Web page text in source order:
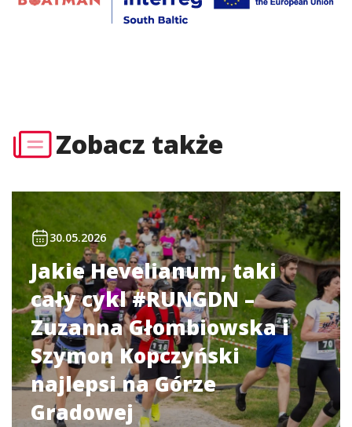
Zobacz także
30.05.2026
Jakie Hevelianum, taki
cały cykl #RUNGDN –
Zuzanna Głombiowska i
Szymon Kopczyński
najlepsi na Górze
Gradowej